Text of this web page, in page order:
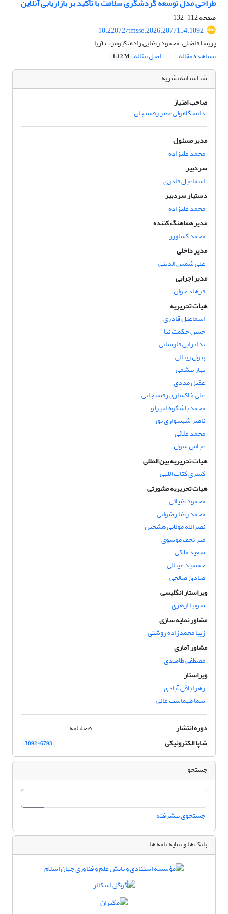
صفحه112-132
10.22072/tmsse.2026.2077154.1092
پریسا فاضلی، محمود رضایی زاده، کیومرث آریا
مشاهده مقاله
اصل مقاله 1.12 M
شناسنامه نشریه
صاحب امتیاز
دانشگاه ولی‌عصر رفسنجان
مدیر مسئول
محمد علیزاده
سردبیر
اسماعیل قادری
دستیار سردبیر
محمد علیزاده
مدیر هماهنگ کننده
محمد کشاورز
مدیر داخلی
علی شمس الدینی
مدیر اجرایی
فرهاد جوان
هیات تحریریه
اسماعیل قادری
حسن حکمت نیا
ندا ترابی فارسانی
بتول زینالی
بهار بیشمی
عقیل مددی
علی خاکساری رفسنجانی
محمد باشکوه اجیرلو
ناصر شهسواری پور
محمد علائی
عباس شول
هیات تحریریه بین المللی
کسری کتاب اللهی
هیات تحریریه مشورتی
محمود ضیائی
محمد رضا رضوانی
نصرالله مولایی هشجین
میر نجف موسوی
سعید ملکی
جمشید عینالی
صادق صالحی
ویراستار انگلیسی
سونیا ازهری
مشاور نمایه سازی
زیبا محمدزاده روشتی
مشاور آماری
مصطفی طامندی
ویراستار
زهرا باقی آبادی
سما طهماسب عالی
دوره انتشار
فصلنامه
شاپا الکترونیکی
3092-6793
جستجو
جستجوی پیشرفته
بانک ها و نمایه نامه ها